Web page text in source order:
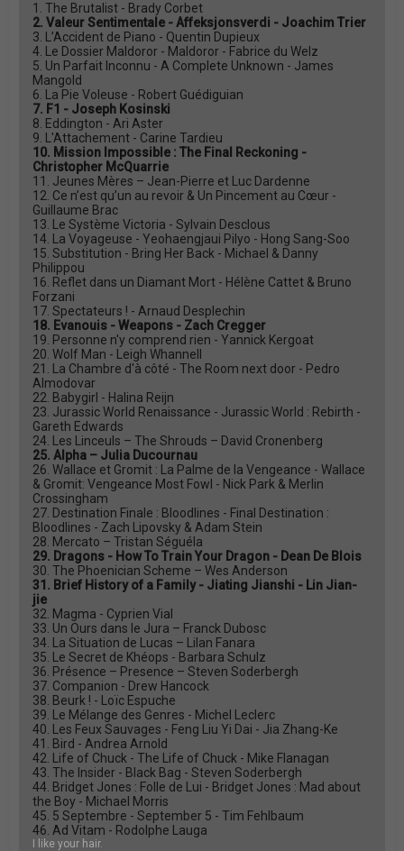
1. The Brutalist - Brady Corbet
2. Valeur Sentimentale - Affeksjonsverdi - Joachim Trier
3. L’Accident de Piano - Quentin Dupieux
4. Le Dossier Maldoror - Maldoror - Fabrice du Welz
5. Un Parfait Inconnu - A Complete Unknown - James
Mangold
6. La Pie Voleuse - Robert Guédiguian
7. F1 - Joseph Kosinski
8. Eddington - Ari Aster
9. L'Attachement - Carine Tardieu
10. Mission Impossible : The Final Reckoning -
Christopher McQuarrie
11. Jeunes Mères – Jean-Pierre et Luc Dardenne
12. Ce n’est qu’un au revoir & Un Pincement au Cœur -
Guillaume Brac
13. Le Système Victoria - Sylvain Desclous
14. La Voyageuse - Yeohaengjaui Pilyo - Hong Sang-Soo
15. Substitution - Bring Her Back - Michael & Danny
Philippou
16. Reflet dans un Diamant Mort - Hélène Cattet & Bruno
Forzani
17. Spectateurs ! - Arnaud Desplechin
18. Evanouis - Weapons - Zach Cregger
19. Personne n'y comprend rien - Yannick Kergoat
20. Wolf Man - Leigh Whannell
21. La Chambre d'à côté - The Room next door - Pedro
Almodovar
22. Babygirl - Halina Reijn
23. Jurassic World Renaissance - Jurassic World : Rebirth -
Gareth Edwards
24. Les Linceuls – The Shrouds – David Cronenberg
25. Alpha – Julia Ducournau
26. Wallace et Gromit : La Palme de la Vengeance - Wallace
& Gromit: Vengeance Most Fowl - Nick Park & Merlin
Crossingham
27. Destination Finale : Bloodlines - Final Destination :
Bloodlines - Zach Lipovsky & Adam Stein
28. Mercato – Tristan Séguéla
29. Dragons - How To Train Your Dragon - Dean De Blois
30. The Phoenician Scheme – Wes Anderson
31. Brief History of a Family - Jiating Jianshi - Lin Jian-
jie
32. Magma - Cyprien Vial
33. Un Ours dans le Jura – Franck Dubosc
34. La Situation de Lucas – Lilan Fanara
35. Le Secret de Khéops - Barbara Schulz
36. Présence – Presence – Steven Soderbergh
37. Companion - Drew Hancock
38. Beurk ! - Loïc Espuche
39. Le Mélange des Genres - Michel Leclerc
40. Les Feux Sauvages - Feng Liu Yi Dai - Jia Zhang-Ke
41. Bird - Andrea Arnold
42. Life of Chuck - The Life of Chuck - Mike Flanagan
43. The Insider - Black Bag - Steven Soderbergh
44. Bridget Jones : Folle de Lui - Bridget Jones : Mad about
the Boy - Michael Morris
45. 5 Septembre - September 5 - Tim Fehlbaum
46. Ad Vitam - Rodolphe Lauga
I like your hair.